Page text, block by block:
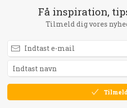
Få inspiration,
Tilmeld dig vores